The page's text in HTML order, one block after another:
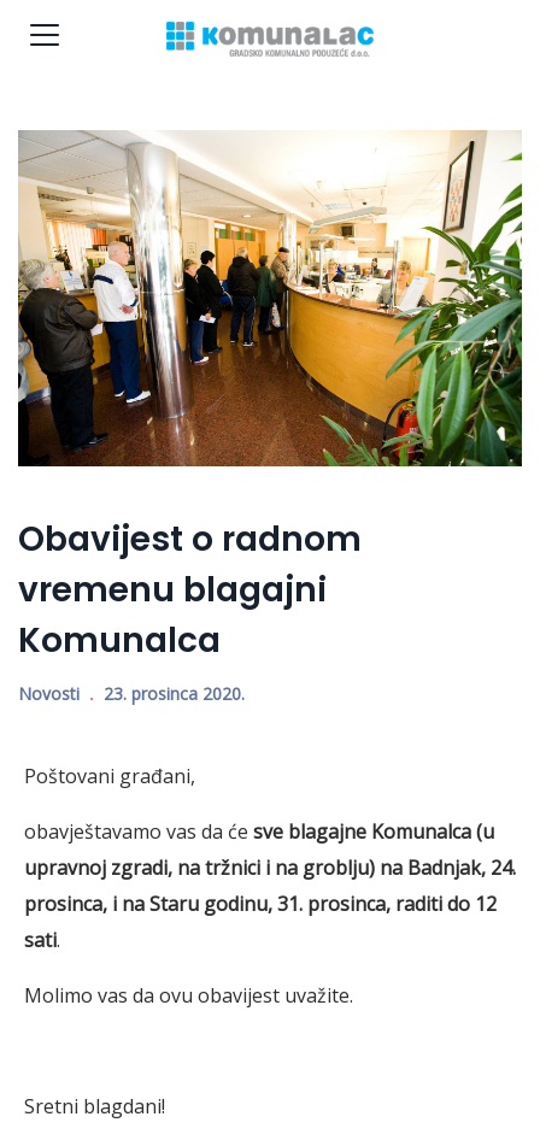
Obavijest o radnom
vremenu blagajni
Komunalca
Novosti 23. prosinca 2020.
Poštovani građani,
obavještavamo vas da će sve blagajne Komunalca (u
upravnoj zgradi, na tržnici i na groblju) na Badnjak, 24.
prosinca, i na Staru godinu, 31. prosinca, raditi do 12
sati.
Molimo vas da ovu obavijest uvažite.
Sretni blagdani!